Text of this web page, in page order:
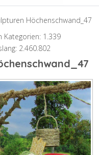
Höchenschwand_47
Kategorien: 1.339
2.460.802